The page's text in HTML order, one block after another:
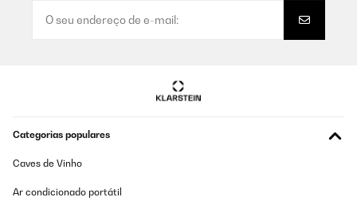
Categorias populares
Caves de Vinho
Ar condicionado portátil